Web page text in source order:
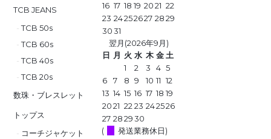
TCB JEANS
TCB 50s
TCB 60s
TCB 40s
TCB 20s
数珠・ブレスレット
トップス
コーチジャケット
16 17 18 19 20 21 22
23 24252627 28 29
30 31
翌月(2026年9月)
日 月 火 水 木 金 土
1
2 3 4 5
6
7 8 9 10 11 12
13 14 15 16 17 18 19
20 21 22 23 242526
27 28 29 30
(
発送業務休日)